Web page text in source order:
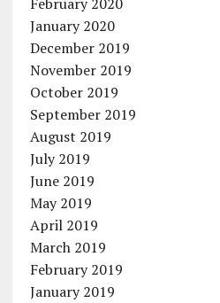
January 2020
December 2019
November 2019
October 2019
September 2019
August 2019
July 2019
June 2019
May 2019
April 2019
March 2019
February 2019
January 2019